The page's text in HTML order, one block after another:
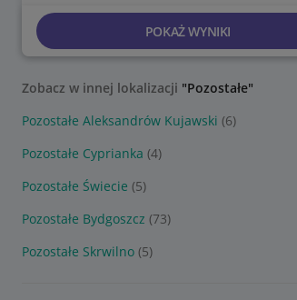
POKAŻ WYNIKI
Zobacz w innej lokalizacji "Pozostałe"
Pozostałe Aleksandrów Kujawski (6)
Pozostałe Cyprianka (4)
Pozostałe Świecie (5)
Pozostałe Bydgoszcz (73)
Pozostałe Skrwilno (5)